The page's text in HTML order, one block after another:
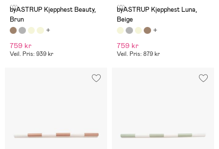
(0)
byASTRUP Kjepphest Beauty,
Brun
759 kr
Veil. Pris: 939 kr
(0)
byASTRUP Kjepphest Luna,
Beige
759 kr
Veil. Pris: 879 kr